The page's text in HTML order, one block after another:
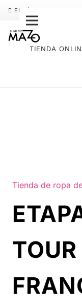
ENVÍO GRATIS
TIENDA
Tienda de ropa
TOUR